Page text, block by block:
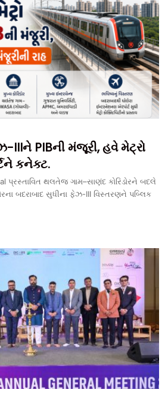
IIIને PIBની મંજૂરી, હવે મેટ્રો
કનેક્ટ.
પ્રસ્તાવિત થલતેજ ગામ–સાણંદ કોરિડોરને બદલે
બદરાબાદ સુધીના ફેઝ-III વિસ્તરણને પબ્લિક